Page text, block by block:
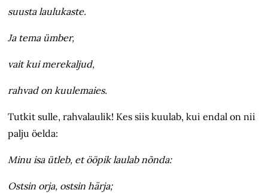
suusta laulukaste.
Ja tema ümber,
vait kui merekaljud,
rahvad on kuulemaies.
Tutkit sulle, rahvalaulik! Kes siis kuulab, kui endal on nii
palju öelda:
Minu isa ütleb, et ööpik laulab nõnda:
Ostsin orja, ostsin härja;